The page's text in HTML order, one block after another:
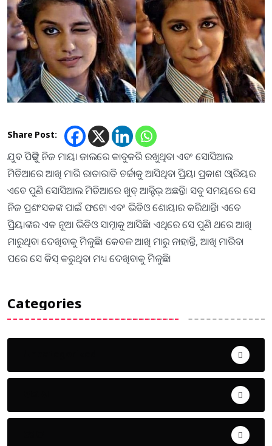
Share Post:
ଯୁବ ପିଢ଼ିଙ୍କୁ ନିଜ ମାୟା ଜାଲରେ କାବୁକରି ରଖୁଥିବା ଏବଂ ସୋସିଆଲ
ମିଡିଆରେ ଆଖି ମାରି ରାତାରାତି ଚର୍ଚ୍ଚାକୁ ଆସିଥିବା ପ୍ରିୟା ପ୍ରକାଶ ଓ୍ବାରିୟର
ଏବେ ପୁଣି ସୋସିଆଲ ମିଡିଆରେ ଖୁବ୍‌ ଆକ୍ଟିଭ୍‌ ଅଛନ୍ତି। ସବୁ ସମୟରେ ସେ
ନିଜ ପ୍ରଶଂସକଙ୍କ ପାଇଁ ଫଟୋ ଏବଂ ଭିଡିଓ ଶୋୟାର କରିଥାନ୍ତି। ଏବେ
ପ୍ରିୟାଙ୍କର ଏକ ନୂଆ ଭିଡିଓ ସାମ୍ନାକୁ ଆସିଛି। ଏଥିରେ ସେ ପୁଣି ଥରେ ଆଖି
ମାରୁଥିବା ଦେଖିବାକୁ ମିଳୁଛି। କେବଳ ଆଖି ମାରୁ ନାହାନ୍ତି, ଆଖି ମାରିବା
ପରେ ସେ କିସ୍‌ କରୁଥିବା ମଧ୍ୟ ଦେଖିବାକୁ ମିଳୁଛି।
Categories